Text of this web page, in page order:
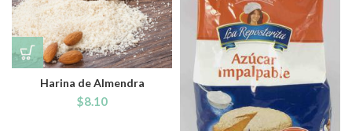
Harina de Almendra
$8.10